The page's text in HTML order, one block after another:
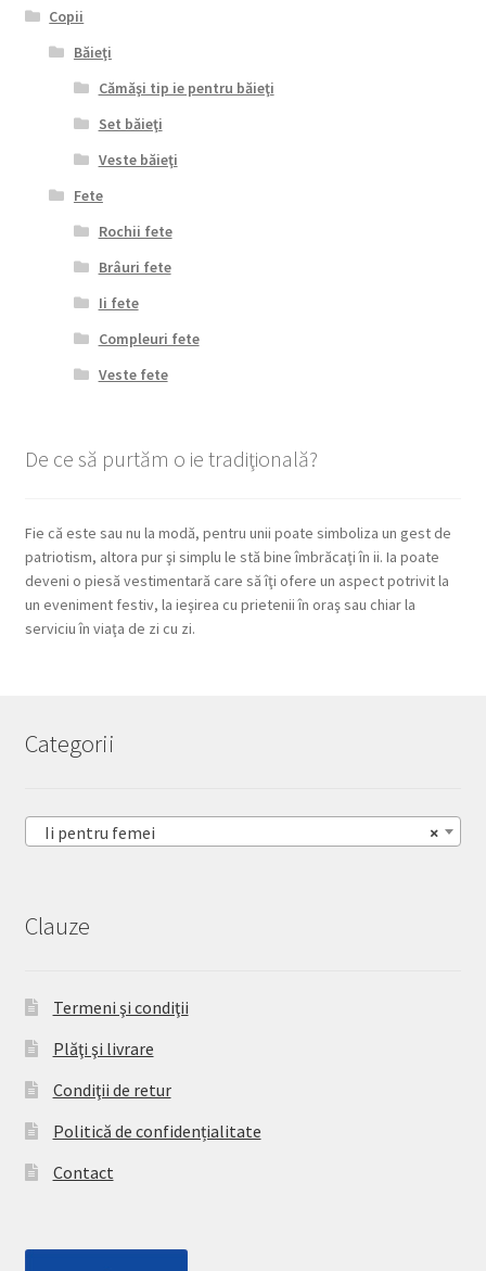
Copii
Băieţi
Cămăşi tip ie pentru băieţi
Set băieţi
Veste băieţi
Fete
Rochii fete
Brâuri fete
Ii fete
Compleuri fete
Veste fete
De ce să purtăm o ie tradiţională?
Fie că este sau nu la modă, pentru unii poate simboliza un gest de
patriotism, altora pur şi simplu le stă bine îmbrăcaţi în ii. Ia poate
deveni o piesă vestimentară care să îţi ofere un aspect potrivit la
un eveniment festiv, la ieşirea cu prietenii în oraş sau chiar la
serviciu în viaţa de zi cu zi.
Categorii
×
Ii pentru femei
Clauze
Termeni şi condiţii
Plăţi şi livrare
Condiţii de retur
Politică de confidențialitate
Contact